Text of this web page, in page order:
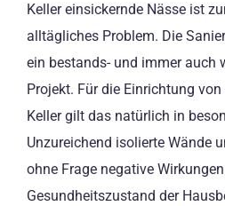
Keller einsickernde Nässe ist
alltägliches Problem. Die
ein bestands- und immer auch
Projekt. Für die Einrichtung
Keller gilt das natürlich in
Unzureichend isolierte Wände
ohne Frage negative
Gesundheitszustand der